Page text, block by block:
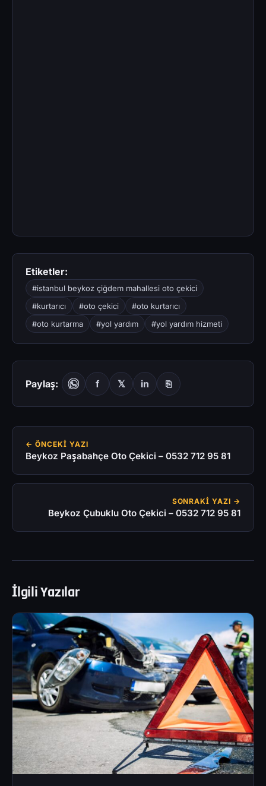
Etiketler:
#istanbul beykoz çiğdem mahallesi oto çekici
#kurtarıcı
#oto çekici
#oto kurtarıcı
#oto kurtarma
#yol yardım #yol yardım hizmeti
Paylaş: f 𝕏 in ⎘
← ÖNCEKI YAZI
Beykoz Paşabahçe Oto Çekici – 0532 712 95 81
SONRAKI YAZI →
Beykoz Çubuklu Oto Çekici – 0532 712 95 81
İlgili Yazılar